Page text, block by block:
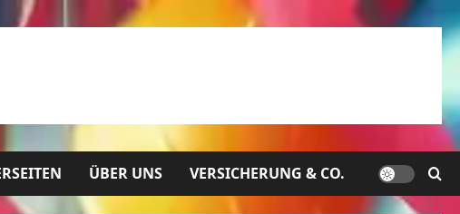
ÜBER UNS VERSICHERUNG & CO.